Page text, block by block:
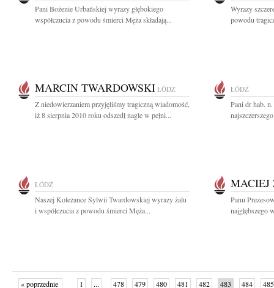
Pani Bożenie Urbańskiej wyrazy głębokiego
współczucia z powodu śmierci Męża składają...
Wyrazy
powodu
MARCIN TWARDOWSKI ŁÓDŹ
Z niedowierzaniem przyjęliśmy tragiczną wiadomość,
iż 8 sierpnia 2010 roku odszedł nagle w pełni...
ŁÓDŹ
Pani dr hab.
ŁÓDŹ
Naszej Koleżance Sylwii Twardowskiej wyrazy żalu
i współczucia z powodu śmierci Męża...
Panu
najgłębszego
« poprzednie 1 ... 478 479 480 481 482 483 484 485